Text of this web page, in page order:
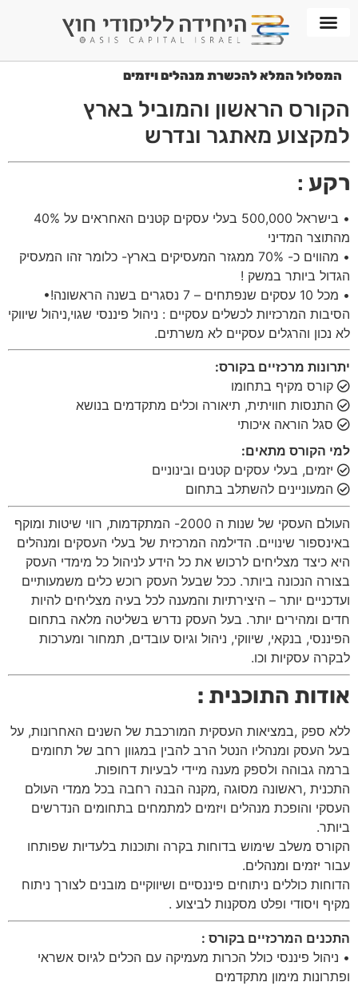
המסלול המלא להכשרת מנהלים ויזמים
הקורס הראשון והמוביל בארץ
למקצוע מאתגר ונדרש
רקע :
• בישראל 500,000 בעלי עסקים קטנים האחראים על 40%
מהתוצר המדיני
• מהווים כ- 70% ממגזר המעסיקים בארץ- כלומר זהו המעסיק
הגדול ביותר במשק !
• מכל 10 עסקים שנפתחים – 7 נסגרים בשנה הראשונה!•
הסיבות המרכזיות לכשלים עסקיים : ניהול פיננסי שגוי,ניהול שיווקי
לא נכון והרגלים עסקיים לא משרתים.
יתרונות מרכזיים בקורס:
קורס מקיף בתחומו
התנסות חוויתית, תיאורה וכלים מתקדמים בנושא
סגל הוראה איכותי
למי הקורס מתאים:
יזמים, בעלי עסקים קטנים ובינוניים
המעוניינים להשתלב בתחום
העולם העסקי של שנות ה 2000- המתקדמות, רווי שיטות ומוקף
באינספור שינויים. הדילמה המרכזית של בעלי העסקים ומנהלים
היא כיצד מצליחים לרכוש את כל הידע לניהול כל מימדי העסק
בצורה הנכונה ביותר. ככל שבעל העסק רוכש כלים משמעותיים
ועדכניים יותר – היצירתיות והמענה לכל בעיה מצליחים להיות
חדים ומהירים יותר. בעל העסק נדרש בשליטה מלאה בתחום
הפיננסי, בנקאי, שיווקי, ניהול וגיוס עובדים, תמחור ומערכות
לבקרה עסקיות וכו.
אודות התוכנית :
ללא ספק ,במציאות העסקית המורכבת של השנים האחרונות, על
בעל העסק ומנהליו הנטל הרב להבין במגוון רחב של תחומים
ברמה גבוהה ולספק מענה מיידי לבעיות דחופות.
התכנית ,ראשונה מסוגה ,מקנה הבנה רחבה בכל ממדי העולם
העסקי והופכת מנהלים ויזמים למתמחים בתחומים הנדרשים
ביותר.
הקורס משלב שימוש בדוחות בקרה ותוכנות בלעדיות שפותחו
עבור יזמים ומנהלים.
הדוחות כוללים ניתוחים פיננסיים ושיווקיים מובנים לצורך ניתוח
מקיף ויסודי ופלט מסקנות לביצוע .
התכנים המרכזיים בקורס :
• ניהול פיננסי כולל הכרות מעמיקה עם הכלים לגיוס אשראי
ופתרונות מימון מתקדמים